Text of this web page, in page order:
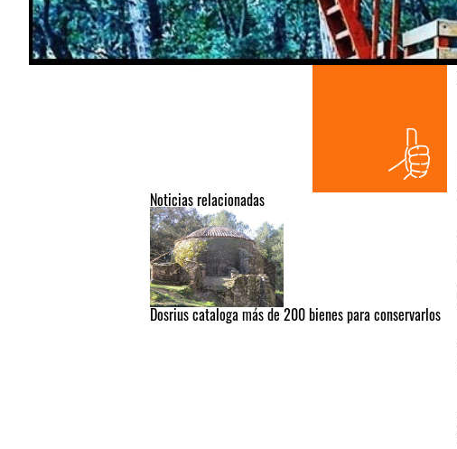
Noticias relacionadas
Dosrius cataloga más de 200 bienes para conservarlos